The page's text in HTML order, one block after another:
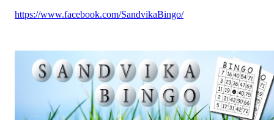
https://www.facebook.com/SandvikaBingo/